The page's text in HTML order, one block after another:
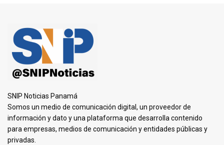
SNIP Noticias Panamá
Somos un medio de comunicación digital, un proveedor de
información y dato y una plataforma que desarrolla contenido
para empresas, medios de comunicación y entidades públicas y
privadas.